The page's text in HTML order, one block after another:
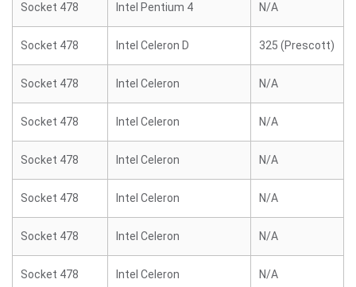
Socket 478 Intel Pentium 4 N/A
Socket 478 Intel Celeron D 325 (Prescott)
Socket 478 Intel Celeron N/A
Socket 478 Intel Celeron N/A
Socket 478 Intel Celeron N/A
Socket 478 Intel Celeron N/A
Socket 478 Intel Celeron N/A
Socket 478 Intel Celeron N/A